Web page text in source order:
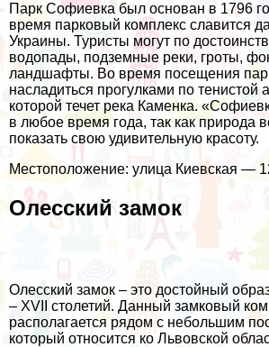
Парк Софиевка был основан в 1796
время парковый комплекс славится
Украины. Туристы могут по
водопады, подземные реки, гроты,
ландшафты. Во время посещения
насладиться прогулками по тенистой
которой течет река Каменка.
в любое время года, так как природа
показать свою удивительную красоту.
Местоположение: улица Киевская —
Олесский замок
Олесский замок – это достойный
– XVII столетий. Данный замковый
располагается рядом с небольшим
который относится ко Львовской